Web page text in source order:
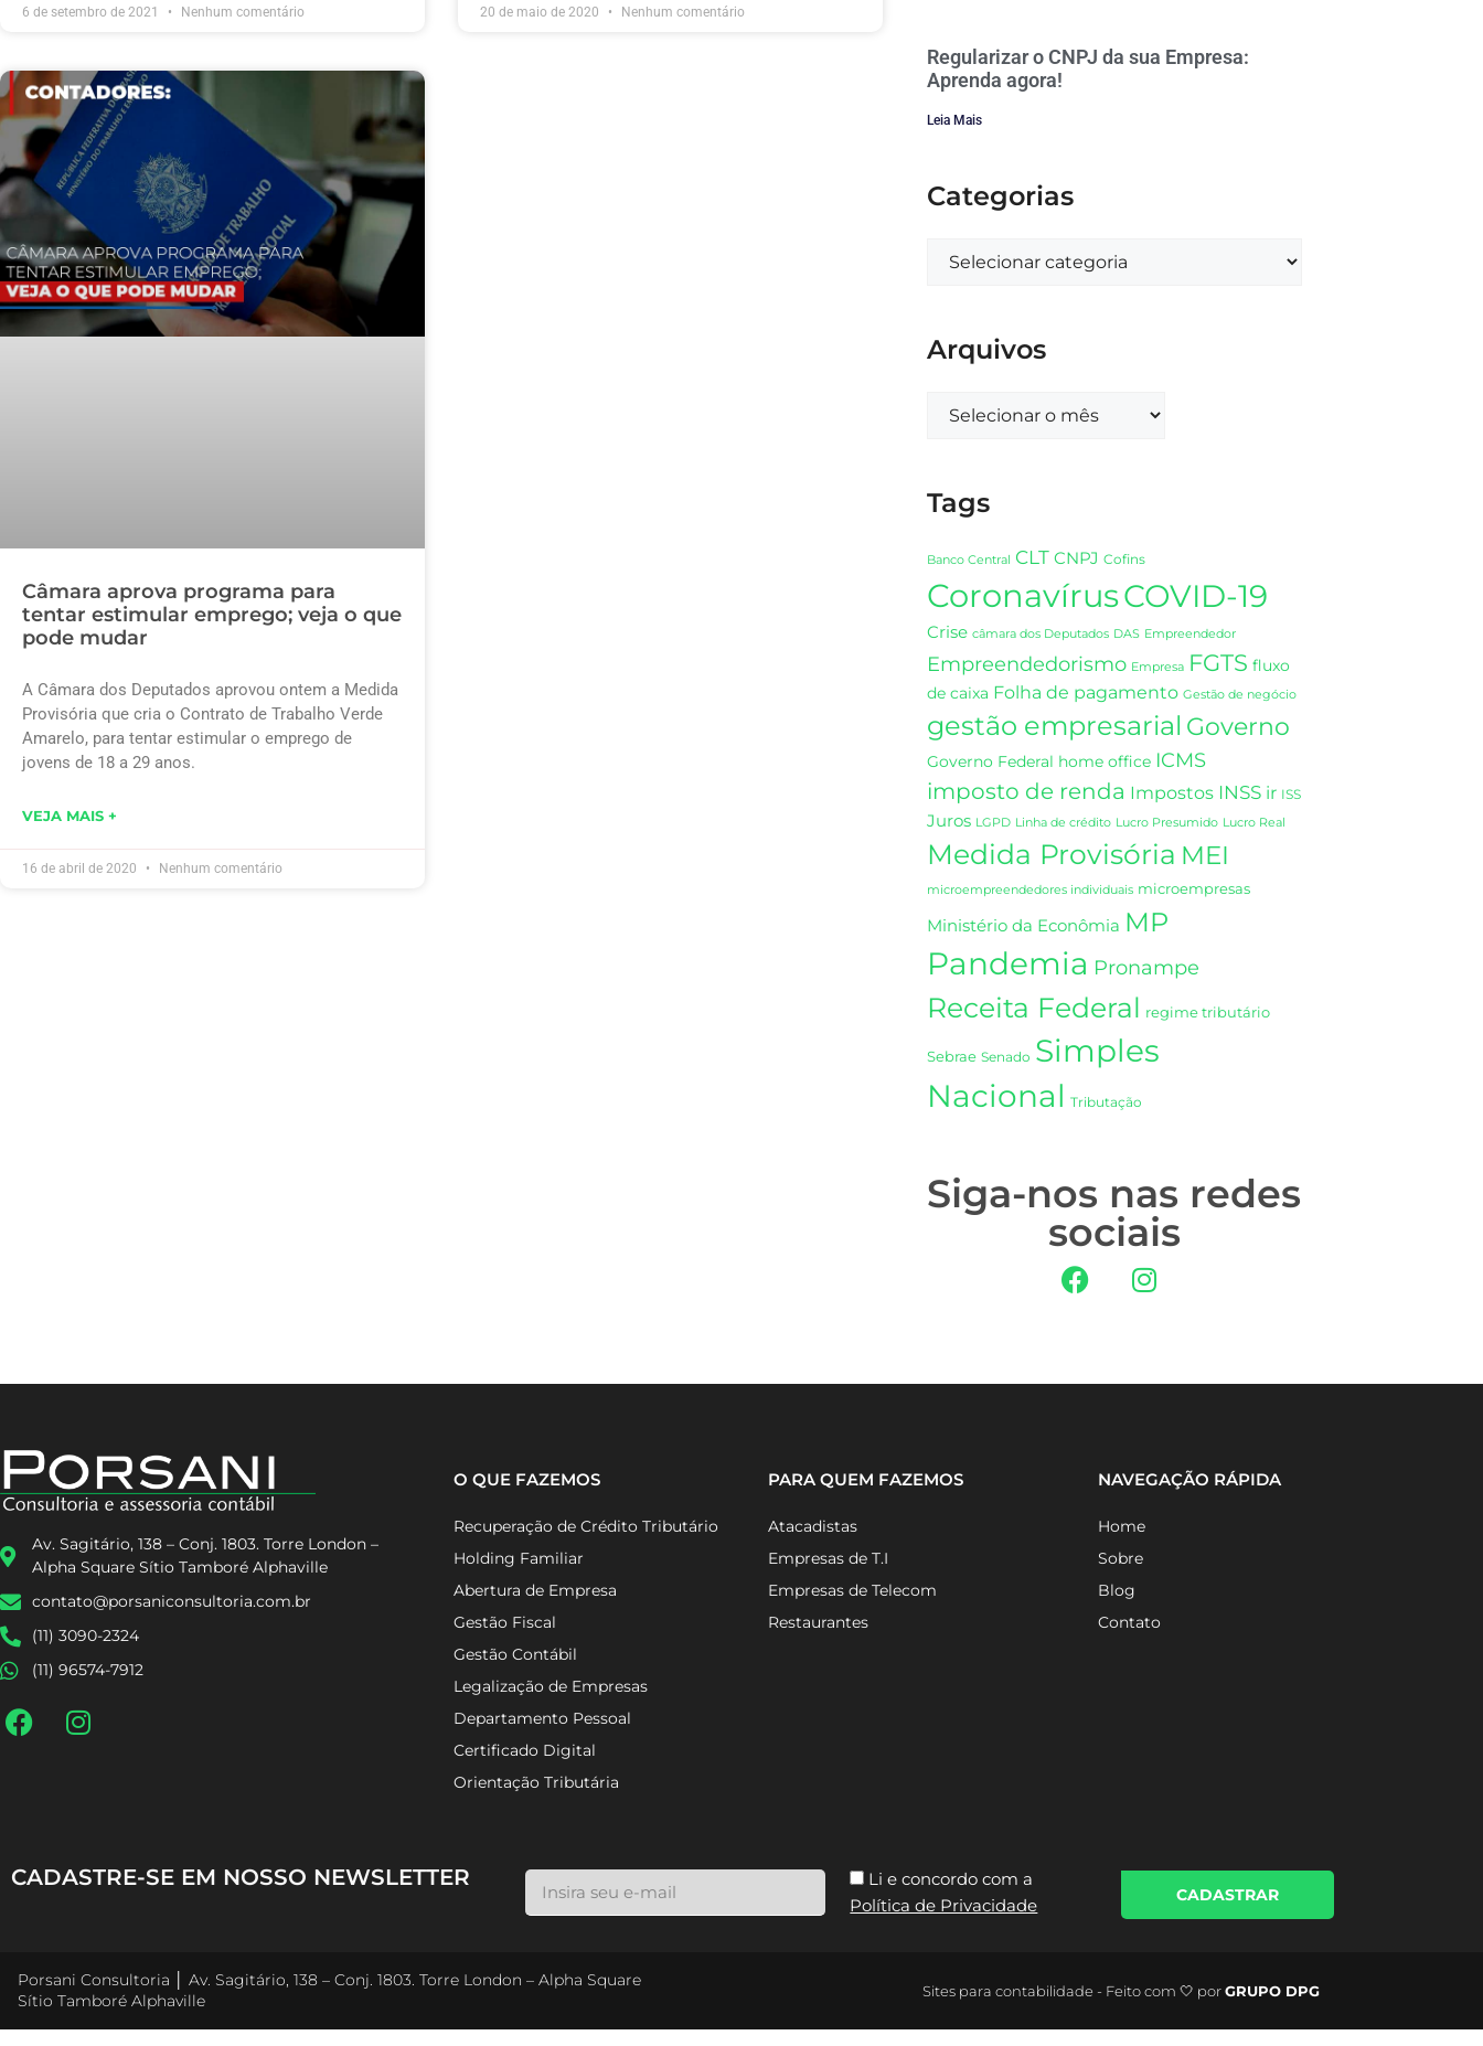
6 de setembro de 2021 Nenhum comentário 20 de maio de 2020 Nenhum comentário
Câmara aprova programa para
tentar estimular emprego; veja o que
pode mudar
A Câmara dos Deputados aprovou ontem a Medida
Provisória que cria o Contrato de Trabalho Verde
Amarelo, para tentar estimular o emprego de
jovens de 18 a 29 anos.
VEJA MAIS +
16 de abril de 2020 Nenhum comentário
Regularizar o CNPJ da sua Empresa:
Aprenda agora!
Leia Mais
Categorias
Arquivos
Tags
Banco Central CLT CNPJ Cofins
CoronavírusCOVID-19
Crise câmara dos Deputados DAS Empreendedor
Empreendedorismo Empresa FGTS fluxo
de caixa Folha de pagamento Gestão de negócio
gestão empresarial Governo
Governo Federal home office ICMS
imposto de renda Impostos INSS ir ISS
Juros LGPD Linha de crédito Lucro Presumido Lucro Real
Medida Provisória MEI
microempreendedores individuais microempresas
Ministério da Econômia MP
Pandemia Pronampe
Receita Federal regime tributário
Sebrae Senado Simples
Nacional Tributação
Siga-nos nas redes
sociais
Av. Sagitário, 138 – Conj. 1803. Torre London –
Alpha Square Sítio Tamboré Alphaville
contato@porsaniconsultoria.com.br
(11) 3090-2324
(11) 96574-7912
O QUE FAZEMOS
Recuperação de Crédito Tributário
Holding Familiar
Abertura de Empresa
Gestão Fiscal
Gestão Contábil
Legalização de Empresas
Departamento Pessoal
Certificado Digital
Orientação Tributária
PARA QUEM FAZEMOS
Atacadistas
Empresas de T.I
Empresas de Telecom
Restaurantes
NAVEGAÇÃO RÁPIDA
Home
Sobre
Blog
Contato
CADASTRE-SE EM NOSSO NEWSLETTER
Li e concordo com a
Política de Privacidade
CADASTRAR
Porsani Consultoria │ Av. Sagitário, 138 – Conj. 1803. Torre London – Alpha Square
Sítio Tamboré Alphaville
Sites para contabilidade - Feito com 🤍 porGRUPO DPG